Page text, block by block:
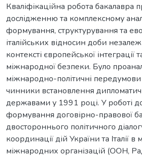
Кваліфікаційна робота бакалавра
дослідженню та комплексному
формування, структурування та
італійських відносин доби
контексті європейської інтеграції
міжнародної безпеки. Було
міжнародно-політичні передумови
чинники встановлення
державами у 1991 році. У роботі
формування договірно-правової
двостороннього політичного
координації дій України та Італії
міжнародних організацій (ООН,